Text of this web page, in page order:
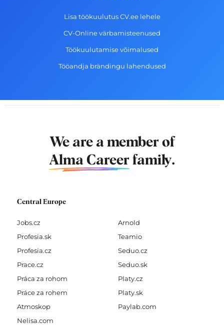
Lisa töökuulutus CV.ee lehele
CV-Online värbamisteenused
Töökuulutamise võimalused
Tööandja brändingu lahendused
We are a member of
Alma Career family.
Central Europe
Jobs.cz
Profesia.sk
Profesia.cz
Prace.cz
Práca za rohom
Práce za rohem
Atmoskop
Nelisa.com
Arnold
Teamio
Seduo.cz
Seduo.sk
Platy.cz
Platy.sk
Paylab.com